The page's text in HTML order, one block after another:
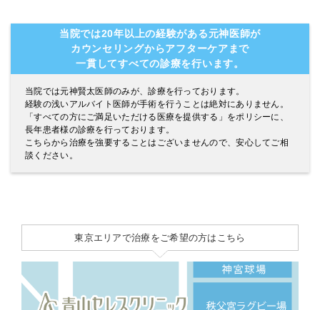
当院では20年以上の経験がある元神医師が
カウンセリングからアフターケアまで
一貫してすべての診療を行います。
当院では元神賢太医師のみが、診療を行っております。
経験の浅いアルバイト医師が手術を行うことは絶対にありません。
「すべての方にご満足いただける医療を提供する」をポリシーに、
長年患者様の診療を行っております。
こちらから治療を強要することはございませんので、安心してご相
談ください。
東京エリアで治療をご希望の方はこちら